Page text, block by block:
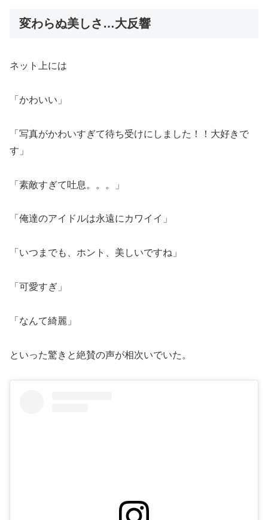
変わらぬ美しさ…大反響
ネット上には
「かわいい」
「写真がかわいすぎて待ち受けにしました！！大好きで
す」
「素敵すぎて吐息。。。」
「俺達のアイドルは永遠にカワイイ」
「いつまでも、ホント、美しいですね」
「可愛すぎ」
「なんて綺麗」
といった驚きと絶賛の声が相次いでいた。